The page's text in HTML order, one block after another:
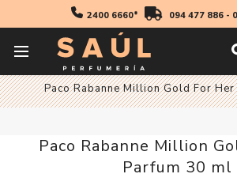
2400 6660* 094 477 886-
Inicio Fragancias
Paco Rabanne Million Gold For
Paco Rabanne Million
Parfum 30 ml